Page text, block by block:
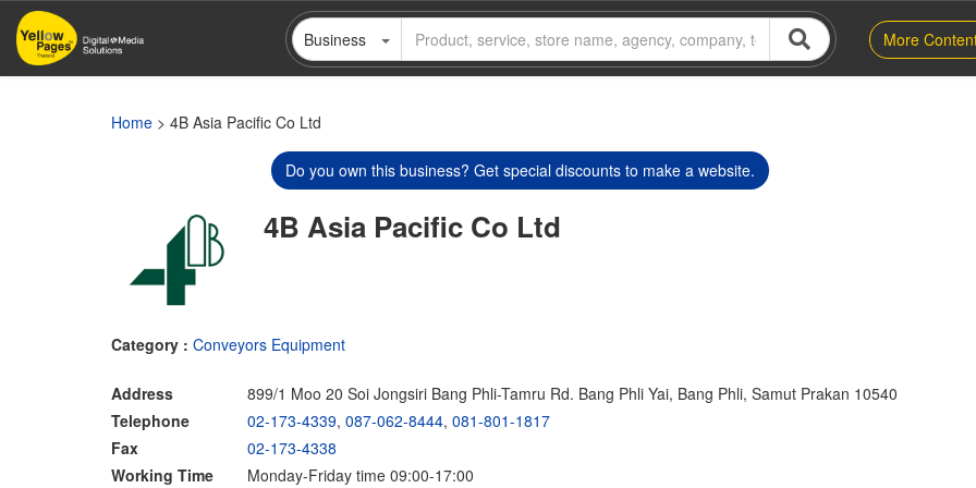
Skip
main
Business More
Home > 4B Asia Pacific Co Ltd
Do you own this business? Get special discounts to make a website.
4B Asia Pacific Co Ltd
Category : Conveyors Equipment
Address
899/1 Moo 20 Soi Jongsiri Bang Phli-Tamru Rd. Bang Phli Yai, Bang Phli, Samut Prakan 10540
Telephone
02-173-4339, 087-062-8444, 081-801-1817
Fax
02-173-4338
Working Time
Monday-Friday time 09:00-17:00